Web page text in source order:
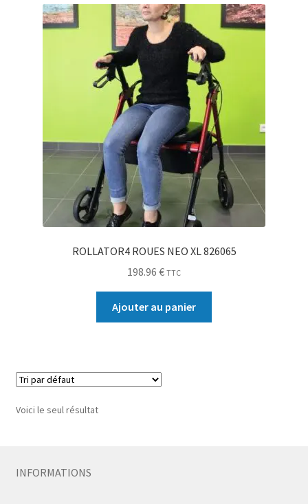
Sécurité
ROLLATOR4 ROUES NEO XL 826065
198.96 € TTC
Ajouter au panier
Voici le seul résultat
INFORMATIONS